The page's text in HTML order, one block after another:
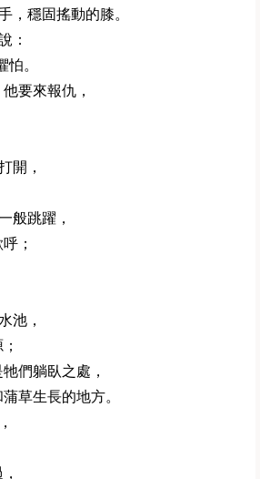
，穩固搖動的膝。
：
。
要來報仇，
開，
般跳躍，
；
池，
們躺臥之處，
草生長的地方。